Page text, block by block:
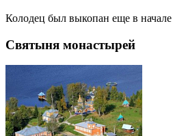
Колодец был выкопан еще в
Святыня монастырей